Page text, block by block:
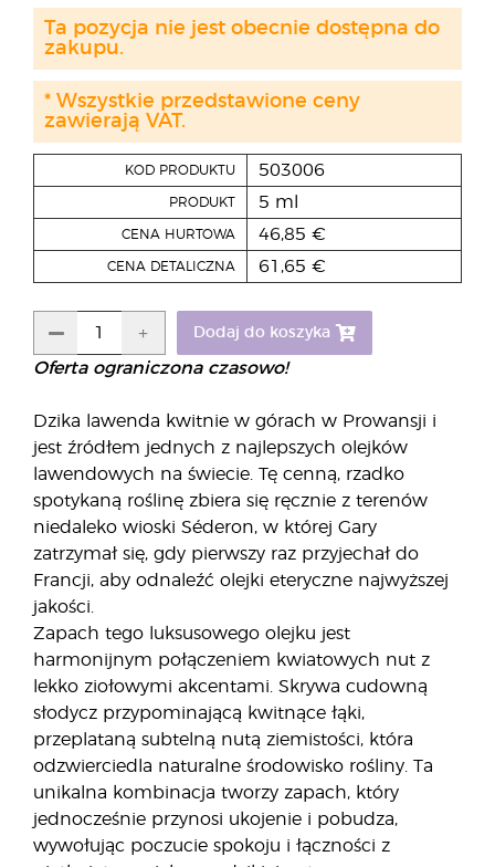
Oferta ograniczona czasowo!
Dzika lawenda kwitnie w górach w Prowansji i
jest źródłem jednych z najlepszych olejków
lawendowych na świecie. Tę cenną, rzadko
spotykaną roślinę zbiera się ręcznie z terenów
niedaleko wioski Séderon, w której Gary
zatrzymał się, gdy pierwszy raz przyjechał do
Francji, aby odnaleźć olejki eteryczne najwyższej
jakości.
Zapach tego luksusowego olejku jest
harmonijnym połączeniem kwiatowych nut z
lekko ziołowymi akcentami. Skrywa cudowną
słodycz przypominającą kwitnące łąki,
przeplataną subtelną nutą ziemistości, która
odzwierciedla naturalne środowisko rośliny. Ta
unikalna kombinacja tworzy zapach, który
jednocześnie przynosi ukojenie i pobudza,
wywołując poczucie spokoju i łączności z
KOD PRODUKTU 503006
PRODUKT 5 ml
CENA HURTOWA 46,85 €
CENA DETALICZNA 61,65 €
Dodaj do koszyka
Ta pozycja nie jest obecnie dostępna do
zakupu.
* Wszystkie przedstawione ceny
zawierają VAT.